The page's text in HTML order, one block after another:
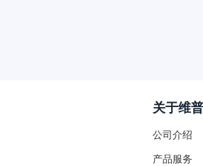
关于维普
公司介绍
产品服务